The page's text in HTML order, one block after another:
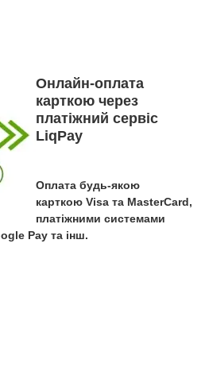
Онлайн-оплата
карткою через
платіжний сервіс
LiqPay
Оплата будь-якою
карткою Visa та MasterCard,
платіжними системами
Pay та інш.